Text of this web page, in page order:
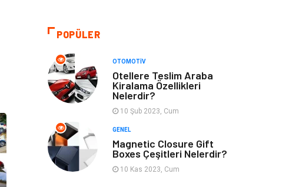
Cilt ve Deri
Hastalıkları
Emlak
Ağız ve Diş
Sağlığı
Organizasyon Hastalıklar
Anne ve Bebek
Alışveriş
POPÜLER
OTOMOTIV
Otellere Teslim Araba
Kiralama Özellikleri
Nelerdir?
10 Şub 2023, Cum
GENEL
Magnetic Closure Gift
Boxes Çeşitleri Nelerdir?
10 Kas 2023, Cum